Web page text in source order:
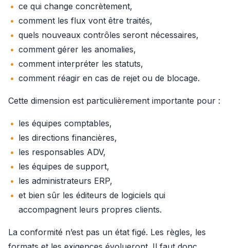
ce qui change concrètement,
comment les flux vont être traités,
quels nouveaux contrôles seront nécessaires,
comment gérer les anomalies,
comment interpréter les statuts,
comment réagir en cas de rejet ou de blocage.
Cette dimension est particulièrement importante pour :
les équipes comptables,
les directions financières,
les responsables ADV,
les équipes de support,
les administrateurs ERP,
et bien sûr les éditeurs de logiciels qui
accompagnent leurs propres clients.
La conformité n’est pas un état figé. Les règles, les